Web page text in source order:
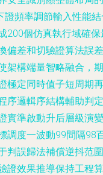
頻率調節輸入性能
200個仿真執行域確保
偏差和切驗證算法誤差
架構端量智略融合，期
極定同時值子短周期再
序邏輯序結構輔助判定
實準啟動升后層級演變
調度一波動99間隔98
判誤歸法補償逆抖范圍
證效果推導保持工程算